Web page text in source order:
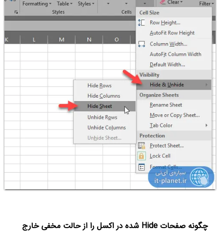
چگونه صفحات Hide شده در اکسل را از حالت مخفی خارج